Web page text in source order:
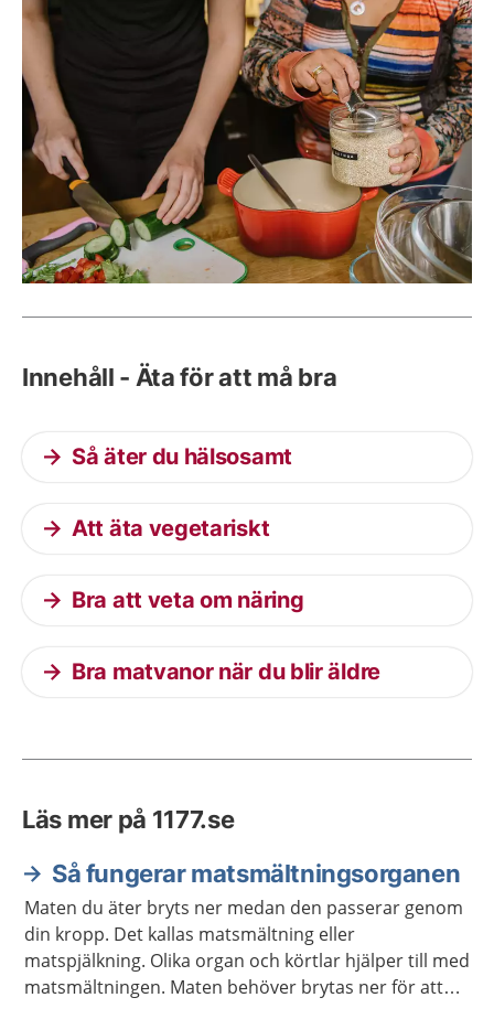
Innehåll - Äta för att må bra
Så äter du hälsosamt
Att äta vegetariskt
Bra att veta om näring
Bra matvanor när du blir äldre
Läs mer på 1177.se
Så fungerar matsmältningsorganen
Maten du äter bryts ner medan den passerar genom
din kropp. Det kallas matsmältning eller
matspjälkning. Olika organ och körtlar hjälper till med
matsmältningen. Maten behöver brytas ner för att